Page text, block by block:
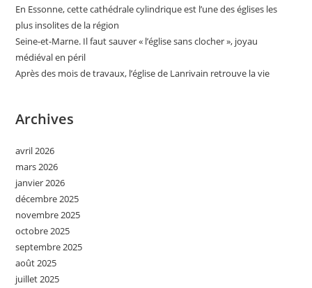
En Essonne, cette cathédrale cylindrique est l’une des églises les
plus insolites de la région
Seine-et-Marne. Il faut sauver « l’église sans clocher », joyau
médiéval en péril
Après des mois de travaux, l’église de Lanrivain retrouve la vie
Archives
avril 2026
mars 2026
janvier 2026
décembre 2025
novembre 2025
octobre 2025
septembre 2025
août 2025
juillet 2025